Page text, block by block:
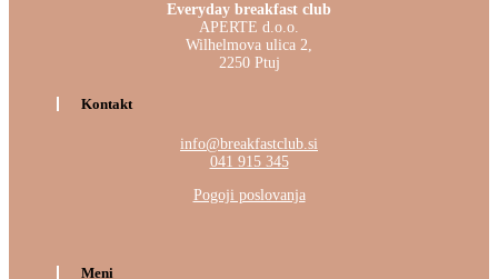
Everyday breakfast club
APERTE d.o.o.
Wilhelmova ulica 2,
2250 Ptuj
Kontakt
info@breakfastclub.si
041 915 345
Pogoji poslovanja
Meni